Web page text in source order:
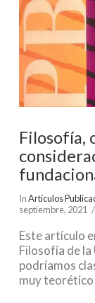
Filosofía,
InArtículos
septiembre, 2021
Este artículo
Filosofía de
podríamos
muy teorético